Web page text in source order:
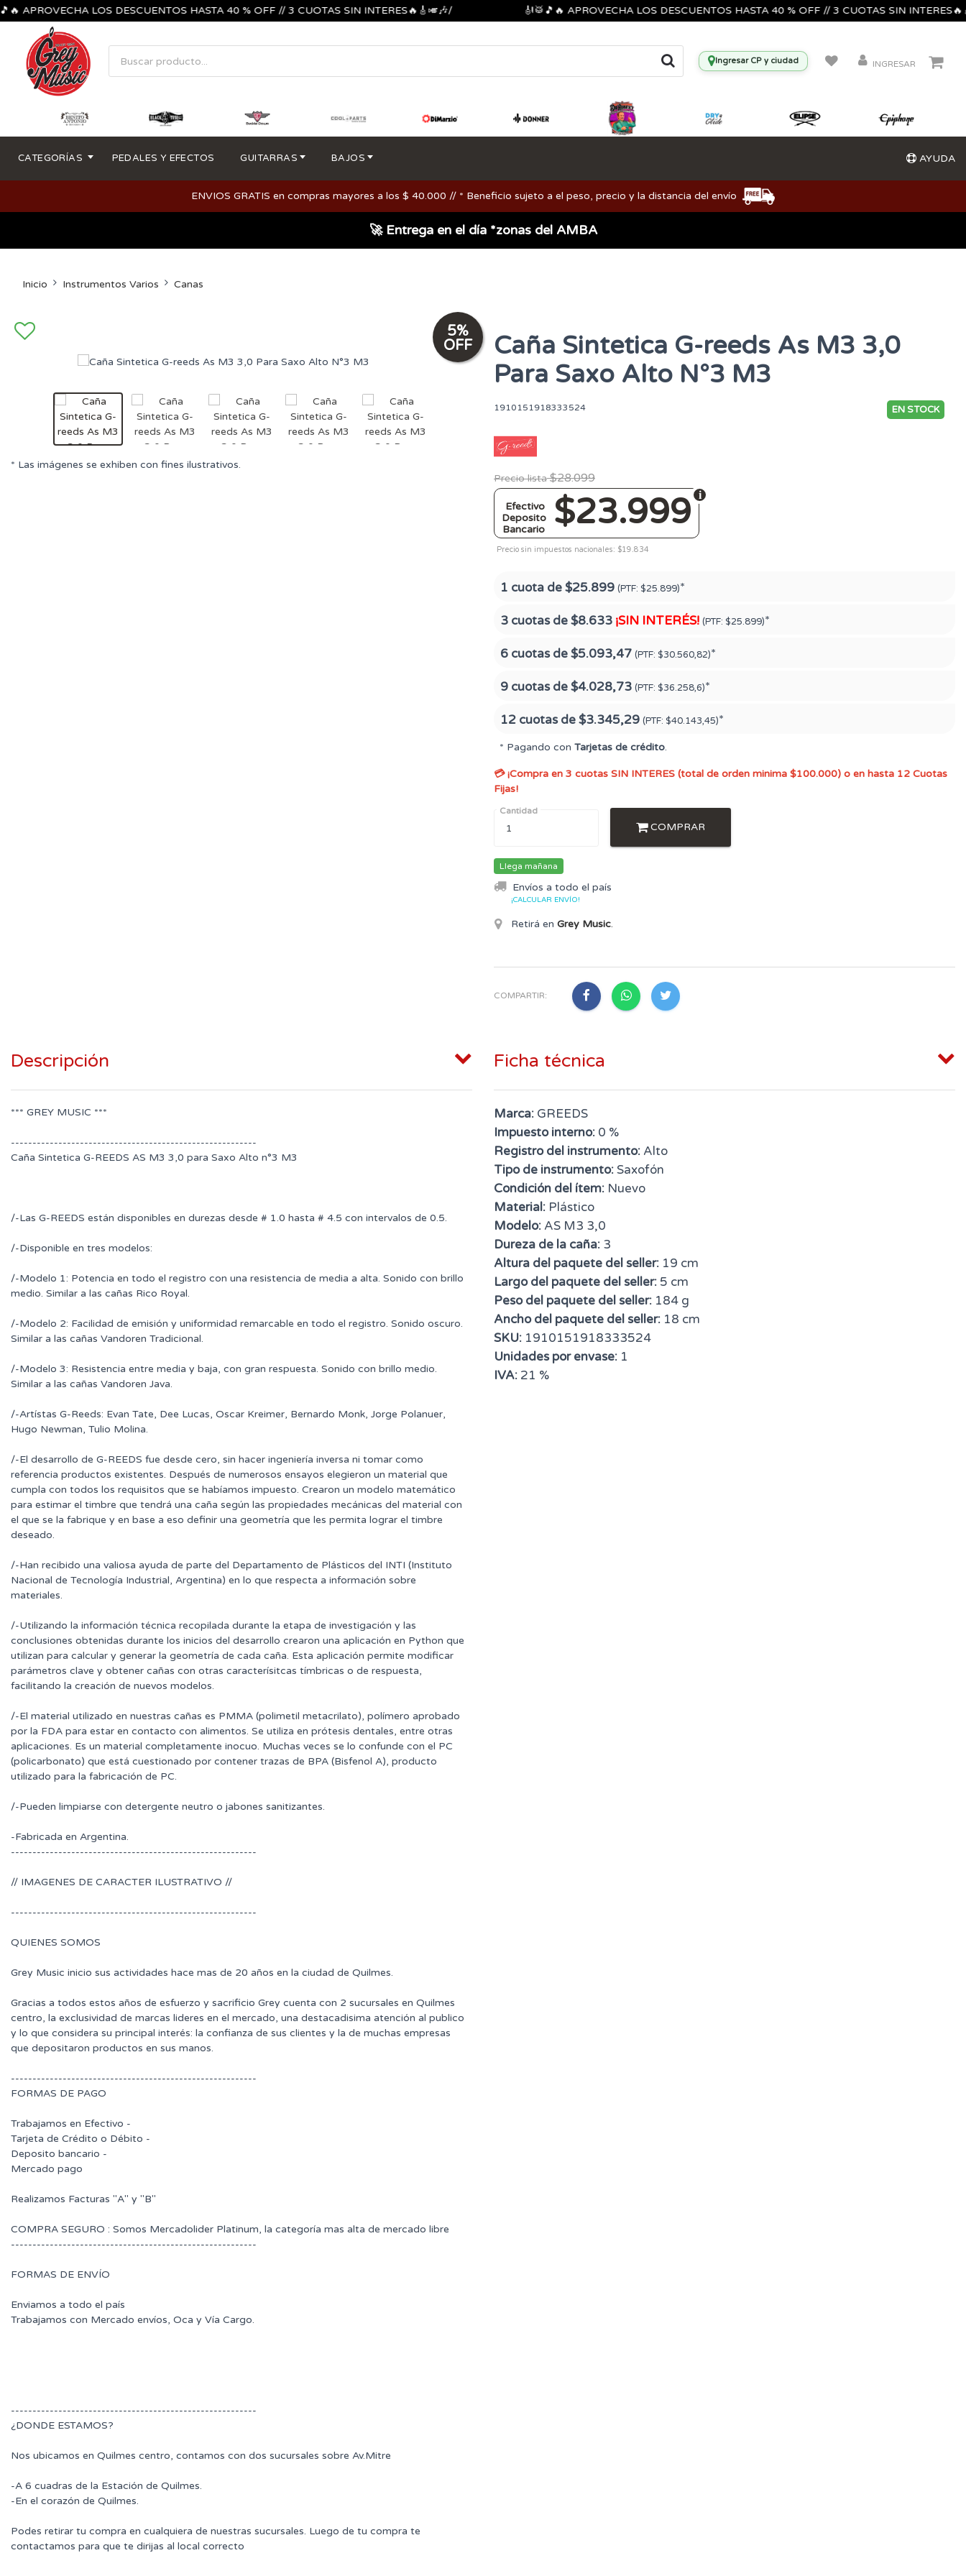
LOS DESCUENTOS HASTA 40 % OFF // 3 CUOTAS SIN INTERES🔥🎸🎺🎶/ 🎻🥁🎵🔥 APROVECHA LOS DESCUENTOS HASTA 40 % OFF // 3 CUOTAS SIN
Ingresar CP y ciudad INGRESAR
CATEGORÍAS PEDALES Y EFECTOS GUITARRAS BAJOS AYUDA
ENVIOS GRATIS en compras mayores a los $ 40.000 // * Beneficio sujeto a el peso, precio y la distancia del envío
🚀 Entrega en el día *zonas del AMBA
Inicio Instrumentos Varios Canas
* Las imágenes se exhiben con fines ilustrativos.
Caña Sintetica G-reeds As M3 3,0
Para Saxo Alto N°3 M3
1910151918333524 EN STOCK
5%
OFF
Precio lista $28.099
$23.999
Efectivo
Deposito
Bancario
Precio sin impuestos nacionales: $19.834
1 cuota de$25.899 (PTF: $25.899)*
3 cuotas de$8.633 ¡SIN INTERÉS! (PTF: $25.899)*
6 cuotas de$5.093,47 (PTF: $30.560,82)*
9 cuotas de$4.028,73 (PTF: $36.258,6)*
12 cuotas de$3.345,29 (PTF: $40.143,45)*
* Pagando con Tarjetas de crédito.
💳 ¡Compra en 3 cuotas SIN INTERES (total de orden minima $100.000) o en hasta 12 Cuotas
Fijas!
Cantidad
COMPRAR
Llega mañana
Envíos a todo el país
¡CALCULAR ENVÍO!
Retirá en Grey Music.
COMPARTIR:
Descripción
*** GREY MUSIC ***
---------------------------------------------------------
Caña Sintetica G-REEDS AS M3 3,0 para Saxo Alto n°3 M3
/-Las G-REEDS están disponibles en durezas desde # 1.0 hasta # 4.5 con intervalos de 0.5.
/-Disponible en tres modelos:
/-Modelo 1: Potencia en todo el registro con una resistencia de media a alta. Sonido con brillo
medio. Similar a las cañas Rico Royal.
/-Modelo 2: Facilidad de emisión y uniformidad remarcable en todo el registro. Sonido oscuro.
Similar a las cañas Vandoren Tradicional.
/-Modelo 3: Resistencia entre media y baja, con gran respuesta. Sonido con brillo medio.
Similar a las cañas Vandoren Java.
/-Artístas G-Reeds: Evan Tate, Dee Lucas, Oscar Kreimer, Bernardo Monk, Jorge Polanuer,
Hugo Newman, Tulio Molina.
/-El desarrollo de G-REEDS fue desde cero, sin hacer ingeniería inversa ni tomar como
referencia productos existentes. Después de numerosos ensayos elegieron un material que
cumpla con todos los requisitos que se habíamos impuesto. Crearon un modelo matemático
para estimar el timbre que tendrá una caña según las propiedades mecánicas del material con
el que se la fabrique y en base a eso definir una geometría que les permita lograr el timbre
deseado.
/-Han recibido una valiosa ayuda de parte del Departamento de Plásticos del INTI (Instituto
Nacional de Tecnología Industrial, Argentina) en lo que respecta a información sobre
materiales.
/-Utilizando la información técnica recopilada durante la etapa de investigación y las
conclusiones obtenidas durante los inicios del desarrollo crearon una aplicación en Python que
utilizan para calcular y generar la geometría de cada caña. Esta aplicación permite modificar
parámetros clave y obtener cañas con otras caracterísitcas tímbricas o de respuesta,
facilitando la creación de nuevos modelos.
/-El material utilizado en nuestras cañas es PMMA (polimetil metacrilato), polímero aprobado
por la FDA para estar en contacto con alimentos. Se utiliza en prótesis dentales, entre otras
aplicaciones. Es un material completamente inocuo. Muchas veces se lo confunde con el PC
(policarbonato) que está cuestionado por contener trazas de BPA (Bisfenol A), producto
utilizado para la fabricación de PC.
/-Pueden limpiarse con detergente neutro o jabones sanitizantes.
-Fabricada en Argentina.
---------------------------------------------------------
// IMAGENES DE CARACTER ILUSTRATIVO //
---------------------------------------------------------
QUIENES SOMOS
Grey Music inicio sus actividades hace mas de 20 años en la ciudad de Quilmes.
Gracias a todos estos años de esfuerzo y sacrificio Grey cuenta con 2 sucursales en Quilmes
centro, la exclusividad de marcas lideres en el mercado, una destacadisima atención al publico
y lo que considera su principal interés: la confianza de sus clientes y la de muchas empresas
que depositaron productos en sus manos.
---------------------------------------------------------
FORMAS DE PAGO
Trabajamos en Efectivo -
Tarjeta de Crédito o Débito -
Deposito bancario -
Mercado pago
Realizamos Facturas "A" y "B"
COMPRA SEGURO : Somos Mercadolider Platinum, la categoría mas alta de mercado libre
---------------------------------------------------------
FORMAS DE ENVÍO
Enviamos a todo el país
Trabajamos con Mercado envíos, Oca y Vía Cargo.
---------------------------------------------------------
¿DONDE ESTAMOS?
Nos ubicamos en Quilmes centro, contamos con dos sucursales sobre Av.Mitre
-A 6 cuadras de la Estación de Quilmes.
-En el corazón de Quilmes.
Podes retirar tu compra en cualquiera de nuestras sucursales. Luego de tu compra te
contactamos para que te dirijas al local correcto
Ficha técnica
Marca: GREEDS
Impuesto interno: 0 %
Registro del instrumento: Alto
Tipo de instrumento:Saxofón
Condición del ítem: Nuevo
Material: Plástico
Modelo: AS M3 3,0
Dureza de la caña: 3
Altura del paquete del seller: 19 cm
Largo del paquete del seller: 5 cm
Peso del paquete del seller: 184 g
Ancho del paquete del seller: 18 cm
SKU: 1910151918333524
Unidades por envase: 1
IVA: 21 %